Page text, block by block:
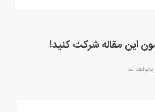
این مقاله شرکت کنید!
نخواهد شد.